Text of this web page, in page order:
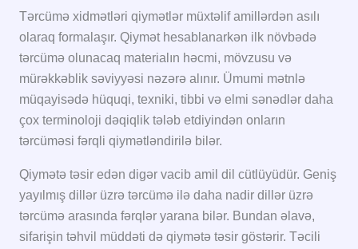
Tərcümə xidmətləri qiymətlər müxtəlif amillərdən asılı
olaraq formalaşır. Qiymət hesablanarkən ilk növbədə
tərcümə olunacaq materialın həcmi, mövzusu və
mürəkkəblik səviyyəsi nəzərə alınır. Ümumi mətnlə
müqayisədə hüquqi, texniki, tibbi və elmi sənədlər daha
çox terminoloji dəqiqlik tələb etdiyindən onların
tərcüməsi fərqli qiymətləndirilə bilər.
Qiymətə təsir edən digər vacib amil dil cütlüyüdür. Geniş
yayılmış dillər üzrə tərcümə ilə daha nadir dillər üzrə
tərcümə arasında fərqlər yarana bilər. Bundan əlavə,
sifarişin təhvil müddəti də qiymətə təsir göstərir. Təcili